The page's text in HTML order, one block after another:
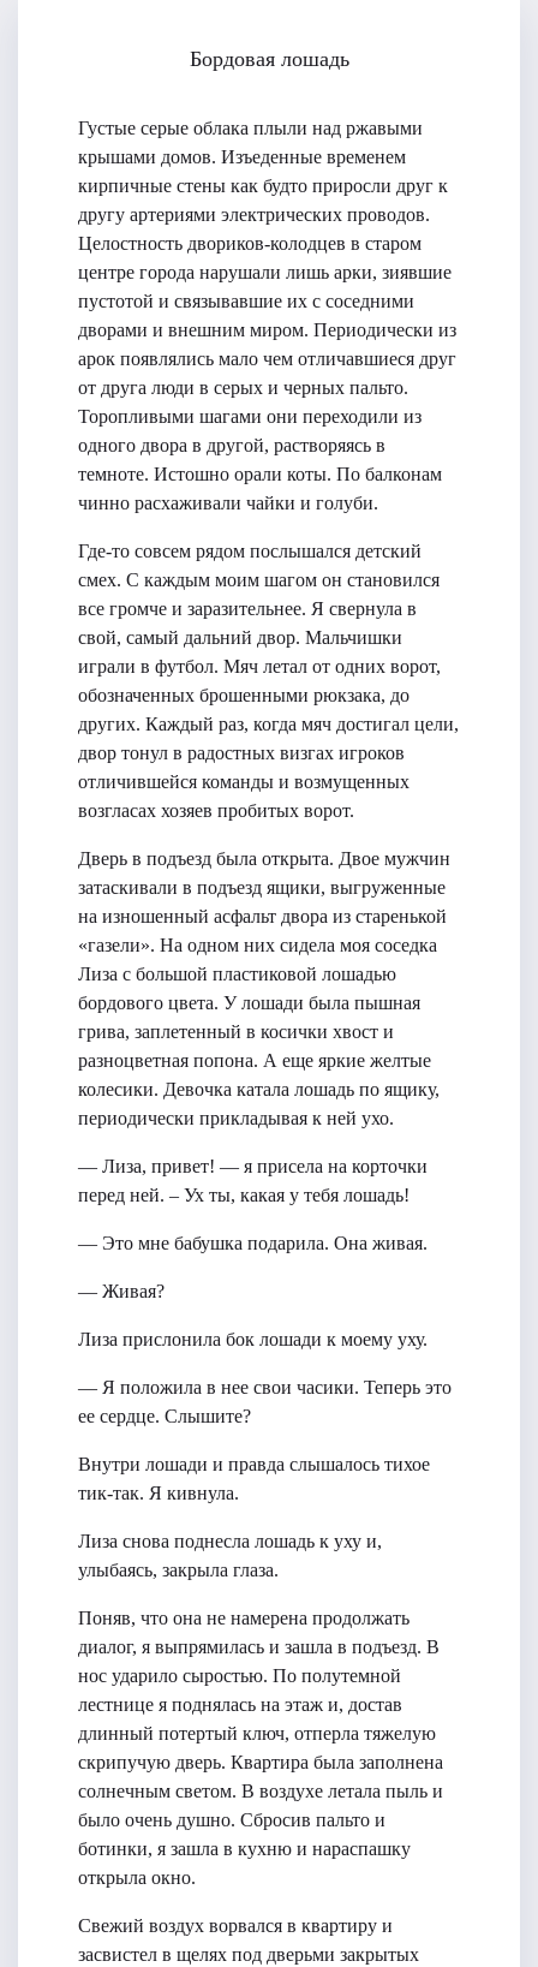
Бордовая лошадь
Густые серые облака плыли над ржавыми
крышами домов. Изъеденные временем
кирпичные стены как будто приросли друг к
другу артериями электрических проводов.
Целостность двориков-колодцев в старом
центре города нарушали лишь арки, зиявшие
пустотой и связывавшие их с соседними
дворами и внешним миром. Периодически из
арок появлялись мало чем отличавшиеся друг
от друга люди в серых и черных пальто.
Торопливыми шагами они переходили из
одного двора в другой, растворяясь в
темноте. Истошно орали коты. По балконам
чинно расхаживали чайки и голуби.
Где-то совсем рядом послышался детский
смех. С каждым моим шагом он становился
все громче и заразительнее. Я свернула в
свой, самый дальний двор. Мальчишки
играли в футбол. Мяч летал от одних ворот,
обозначенных брошенными рюкзака, до
других. Каждый раз, когда мяч достигал цели,
двор тонул в радостных визгах игроков
отличившейся команды и возмущенных
возгласах хозяев пробитых ворот.
Дверь в подъезд была открыта. Двое мужчин
затаскивали в подъезд ящики, выгруженные
на изношенный асфальт двора из старенькой
«газели». На одном них сидела моя соседка
Лиза с большой пластиковой лошадью
бордового цвета. У лошади была пышная
грива, заплетенный в косички хвост и
разноцветная попона. А еще яркие желтые
колесики. Девочка катала лошадь по ящику,
периодически прикладывая к ней ухо.
— Лиза, привет! — я присела на корточки
перед ней. – Ух ты, какая у тебя лошадь!
— Это мне бабушка подарила. Она живая.
— Живая?
Лиза прислонила бок лошади к моему уху.
— Я положила в нее свои часики. Теперь это
ее сердце. Слышите?
Внутри лошади и правда слышалось тихое
тик-так. Я кивнула.
Лиза снова поднесла лошадь к уху и,
улыбаясь, закрыла глаза.
Поняв, что она не намерена продолжать
диалог, я выпрямилась и зашла в подъезд. В
нос ударило сыростью. По полутемной
лестнице я поднялась на этаж и, достав
длинный потертый ключ, отперла тяжелую
скрипучую дверь. Квартира была заполнена
солнечным светом. В воздухе летала пыль и
было очень душно. Сбросив пальто и
ботинки, я зашла в кухню и нараспашку
открыла окно.
Свежий воздух ворвался в квартиру и
засвистел в щелях под дверьми закрытых